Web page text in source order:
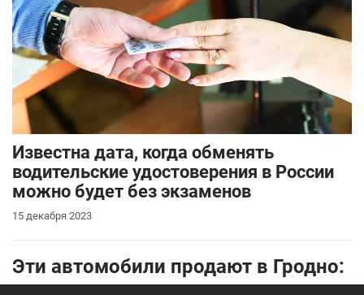
Известна дата, когда обменять
водительские удостоверения в России
можно будет без экзаменов
15 декабря 2023
Эти автомобили продают в Гродно: